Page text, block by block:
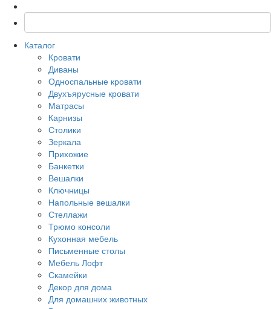
Каталог
Кровати
Диваны
Односпальные кровати
Двухъярусные кровати
Матрасы
Карнизы
Столики
Зеркала
Прихожие
Банкетки
Вешалки
Ключницы
Напольные вешалки
Стеллажи
Трюмо консоли
Кухонная мебель
Письменные столы
Мебель Лофт
Скамейки
Декор для дома
Для домашних животных